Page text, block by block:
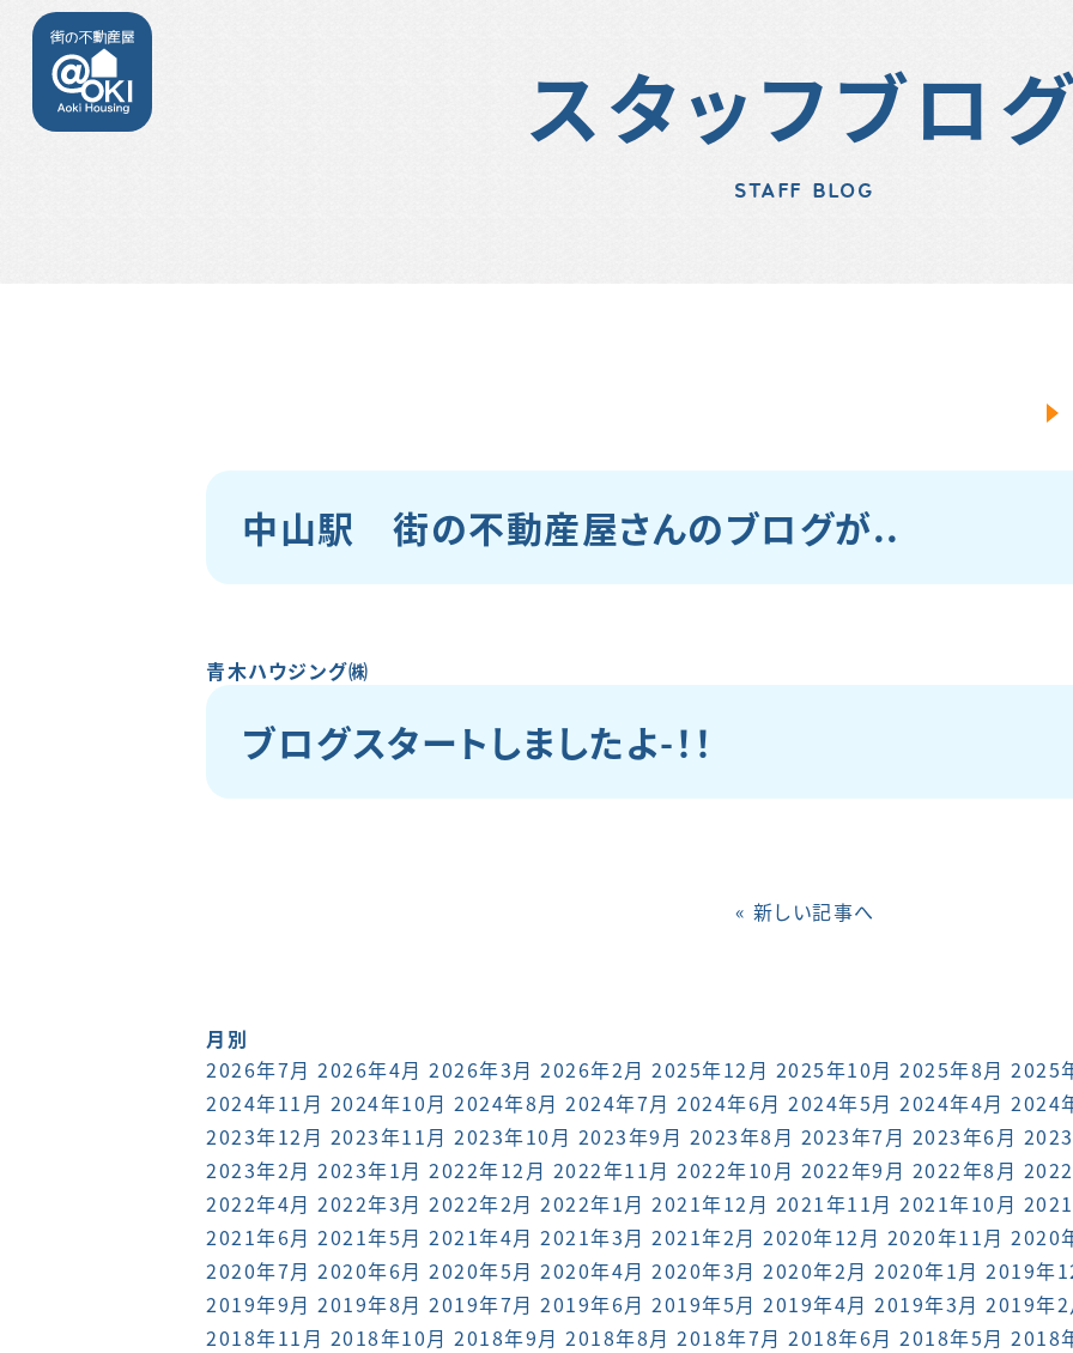
スタッフブロ
STAFF BLOG
中山駅 街の不動産屋さんのブログが..
青木ハウジング㈱
ブログスタートしましたよ-！！
« 新しい記事へ
月別
2026年7月 2026年4月 2026年3月 2026年2月 2025年12月 2025年10月 2025年8月 2025
2024年11月 2024年10月 2024年8月 2024年7月 2024年6月 2024年5月 2024年4月 2024
2023年12月 2023年11月 2023年10月 2023年9月 2023年8月 2023年7月 2023年6月
2023年2月 2023年1月 2022年12月 2022年11月 2022年10月 2022年9月 2022年8月
2022年4月 2022年3月 2022年2月 2022年1月 2021年12月 2021年11月 2021年10月
2021年6月 2021年5月 2021年4月 2021年3月 2021年2月 2020年12月 2020年11月 2020
2020年7月 2020年6月 2020年5月 2020年4月 2020年3月 2020年2月 2020年1月 2019年
2019年9月 2019年8月 2019年7月 2019年6月 2019年5月 2019年4月 2019年3月 2019年
2018年11月 2018年10月 2018年9月 2018年8月 2018年7月 2018年6月 2018年5月 2018